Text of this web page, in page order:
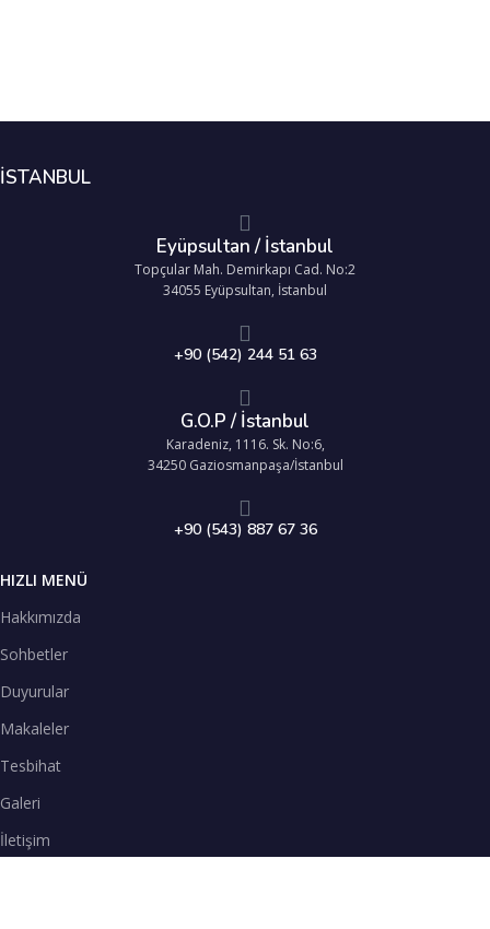
İSTANBUL
Eyüpsultan / İstanbul
Topçular Mah. Demirkapı Cad. No:2
34055 Eyüpsultan, İstanbul
+90 (542) 244 51 63
G.O.P / İstanbul
Karadeniz, 1116. Sk. No:6,
34250 Gaziosmanpaşa/İstanbul
+90 (543) 887 67 36
HIZLI MENÜ
Hakkımızda
Sohbetler
Duyurular
Makaleler
Tesbihat
Galeri
İletişim